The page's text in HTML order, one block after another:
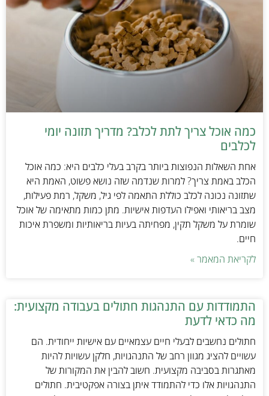
כמה אוכל צריך לתת לכלב? מדריך תזונה יומי
לכלבים
אחת השאלות הנפוצות ביותר בקרב בעלי כלבים היא: כמה אוכל
הכלב באמת צריך? למרות שנדמה שזה נושא פשוט, האמת היא
שתזונה נכונה לכלב כוללת התאמה לפי גיל, משקל, רמת פעילות,
מצב בריאותי ואפילו העדפות אישיות. מתן כמות מתאימה של אוכל
שומרת על משקל תקין, מפחיתה בעיות בריאותיות ומשפרת איכות
חיים.
לקריאת המאמר »
התמודדות עם התנהגות חתולים בעבודה מקצועית:
מה כדאי לדעת
חתולים נחשבים לבעלי חיים עצמאיים עם אישיות ייחודית. הם
עשויים להציג מגוון רחב של התנהגויות, חלקן עשויות להיות
מאתגרות בסביבה מקצועית. חשוב להבין את המקורות של
התנהגויות אלו כדי להתמודד איתן בצורה אפקטיבית. חתולים